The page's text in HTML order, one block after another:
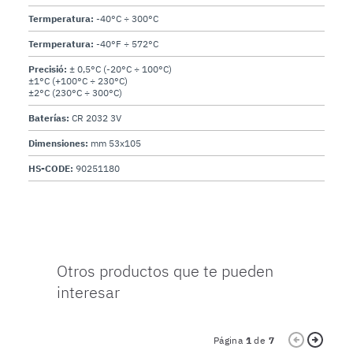
Termperatura: -40°C ÷ 300°C
Termperatura: -40°F ÷ 572°C
Precisió: ± 0,5°C (-20°C ÷ 100°C)
±1°C (+100°C ÷ 230°C)
±2°C (230°C ÷ 300°C)
Baterías: CR 2032 3V
Dimensiones: mm 53x105
HS-CODE: 90251180
Otros productos que te pueden
interesar
Página 1 de 7